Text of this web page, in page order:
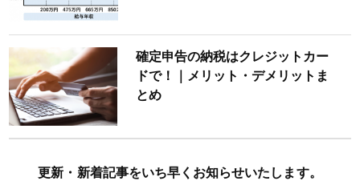
確定申告の納税はクレジットカー
ドで！｜メリット・デメリットま
とめ
更新・新着記事をいち早くお知らせいたします。